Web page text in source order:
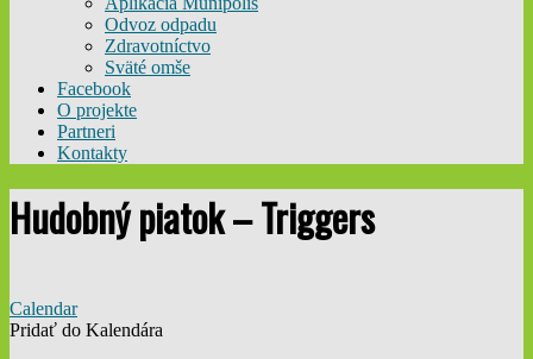
Odvoz odpadu
Zdravotníctvo
Sväté omše
Facebook
O projekte
Partneri
Kontakty
Hudobný piatok – Triggers
Calendar
Pridať do Kalendára